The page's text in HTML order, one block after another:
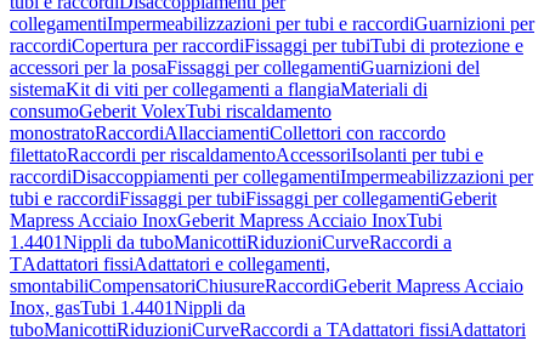
collegamentiImpermeabilizzazioni per tubi e raccordiGuarnizioni per
raccordiCopertura per raccordiFissaggi per tubiTubi di protezione e
accessori per la posaFissaggi per collegamentiGuarnizioni del
sistemaKit di viti per collegamenti a flangiaMateriali di
consumoGeberit VolexTubi riscaldamento
monostratoRaccordiAllacciamentiCollettori con raccordo
filettatoRaccordi per riscaldamentoAccessoriIsolanti per tubi e
raccordiDisaccoppiamenti per collegamentiImpermeabilizzazioni per
tubi e raccordiFissaggi per tubiFissaggi per collegamentiGeberit
Mapress Acciaio InoxGeberit Mapress Acciaio InoxTubi
1.4401Nippli da tuboManicottiRiduzioniCurveRaccordi a
TAdattatori fissiAdattatori e collegamenti,
smontabiliCompensatoriChiusureRaccordiGeberit Mapress Acciaio
Inox, gasTubi 1.4401Nippli da
tuboManicottiRiduzioniCurveRaccordi a TAdattatori fissiAdattatori